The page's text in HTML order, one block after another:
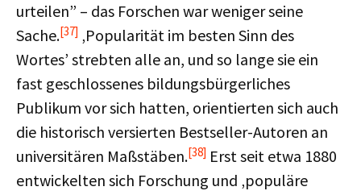
urteilen” – das Forschen war weniger seine
Sache.[37] ‚Popularität im besten Sinn des
Wortes’ strebten alle an, und so lange sie ein
fast geschlossenes bildungsbürgerliches
Publikum vor sich hatten, orientierten sich auch
die historisch versierten Bestseller-Autoren an
universitären Maßstäben.[38] Erst seit etwa 1880
entwickelten sich Forschung und ‚populäre